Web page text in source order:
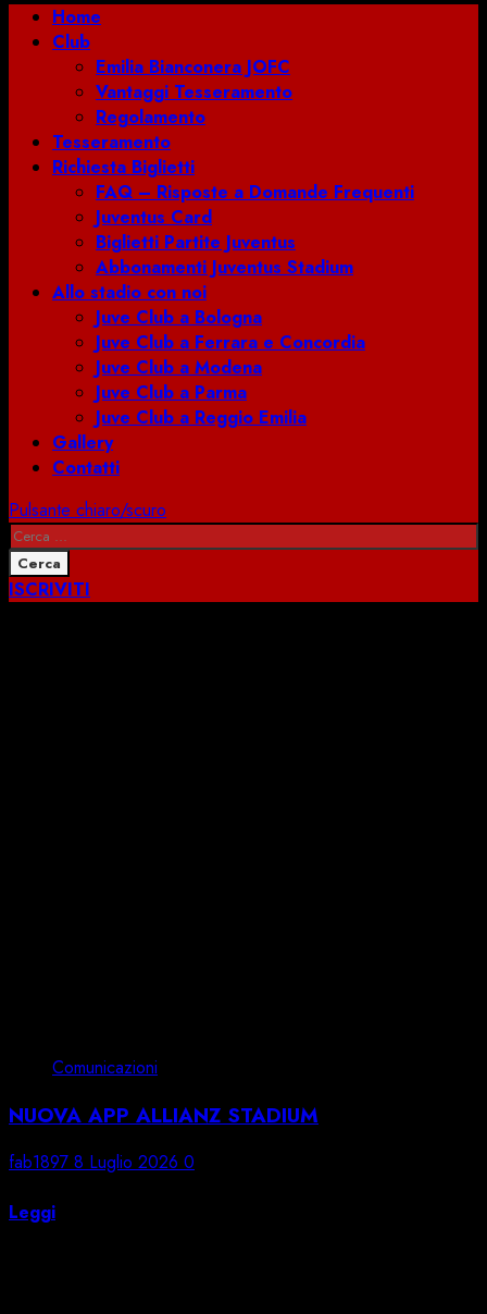
Menu
principale
Home
Club
Emilia Bianconera JOFC
Vantaggi Tesseramento
Regolamento
Tesseramento
Richiesta Biglietti
FAQ – Risposte a Domande Frequenti
Juventus Card
Biglietti Partite Juventus
Abbonamenti Juventus Stadium
Allo stadio con noi
Juve Club a Bologna
Juve Club a Ferrara e Concordia
Juve Club a Modena
Juve Club a Parma
Juve Club a Reggio Emilia
Gallery
Contatti
Pulsante chiaro/scuro
Ricerca
per:
ISCRIVITI
Comunicazioni
NUOVA APP ALLIANZ STADIUM
fab1897 8 Luglio 2026 0
Leggi